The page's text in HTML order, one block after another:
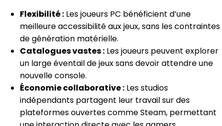
Flexibilité : Les joueurs PC bénéficient d’une
meilleure accessibilité aux jeux, sans les contraintes
de génération matérielle.
Catalogues vastes : Les joueurs peuvent explorer
un large éventail de jeux sans devoir attendre une
nouvelle console.
Économie collaborative : Les studios
indépendants partagent leur travail sur des
plateformes ouvertes comme Steam, permettant